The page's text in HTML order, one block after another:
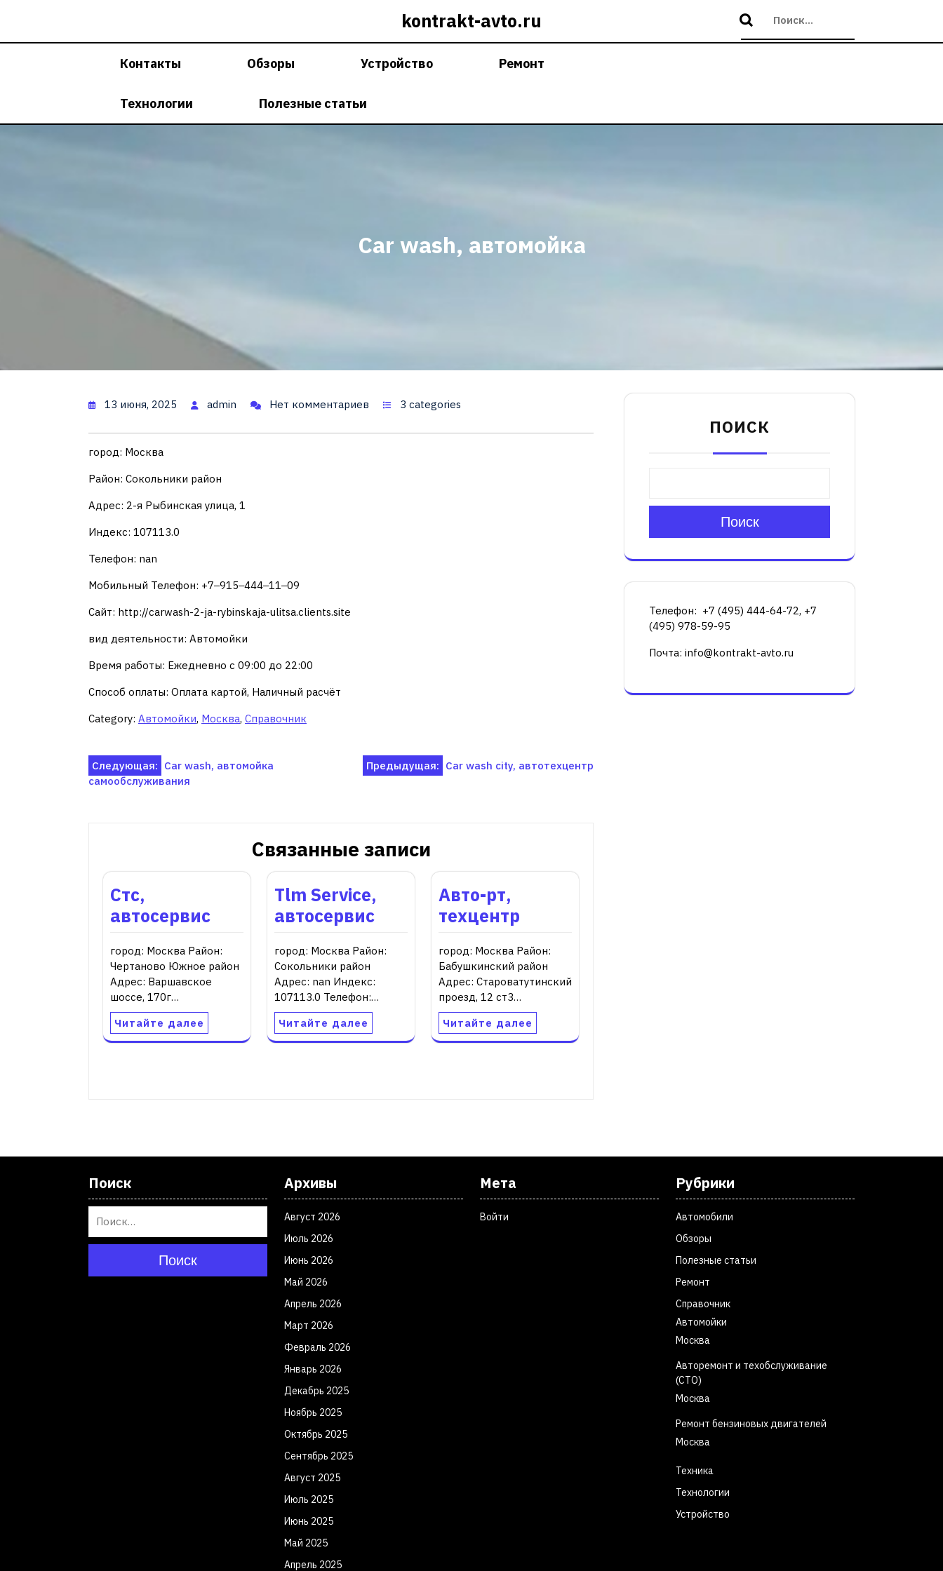
kontrakt-avto.ru
Контакты Обзоры Устройство Ремонт
Технологии Полезные статьи
Car wash, автoмойка
13 июня, 2025 admin Нет комментариев 3 categories
город: Москва
Район: Сокольники район
Адрес: 2-я Рыбинская улица, 1
Индекс: 107113.0
Телефон: nan
Мобильный Телефон: +7‒915‒444‒11‒09
Сайт: http://carwash-2-ja-rybinskaja-ulitsa.clients.site
вид деятельности: Автомойки
Время работы: Ежедневно с 09:00 до 22:00
Способ оплаты: Оплата картой, Наличный расчёт
Category: Автомойки, Москва, Справочник
Навигация
Предыдущая: Car wash city, автотехцентр
Следующая: Car wash, автомойка
самообслуживания
Связанные записи
Стс,
автосервис
город: Москва Район:
Чертаново Южное район
Адрес: Варшавское
шоссе, 170г…
Читайте далее
Tlm Service,
автосервис
город: Москва Район:
Сокольники район
Адрес: nan Индекс:
107113.0 Телефон:…
Читайте далее
Авто-рт,
техцентр
город: Москва Район:
Бабушкинский район
Адрес: Староватутинский
проезд, 12 ст3…
Читайте далее
ПОИСК
Поиск
Телефон: +7 (495) 444-64-72, +7
(495) 978-59-95
Почта: info@kontrakt-avto.ru
Поиск
Поиск
Архивы
Август 2026
Июль 2026
Июнь 2026
Май 2026
Апрель 2026
Март 2026
Февраль 2026
Январь 2026
Декабрь 2025
Ноябрь 2025
Октябрь 2025
Сентябрь 2025
Август 2025
Июль 2025
Июнь 2025
Май 2025
Апрель 2025
Мета
Войти
Рубрики
Автомобили
Обзоры
Полезные статьи
Ремонт
Справочник
Автомойки
Москва
Авторемонт и техобслуживание
(СТО)
Москва
Ремонт бензиновых двигателей
Москва
Техника
Технологии
Устройство